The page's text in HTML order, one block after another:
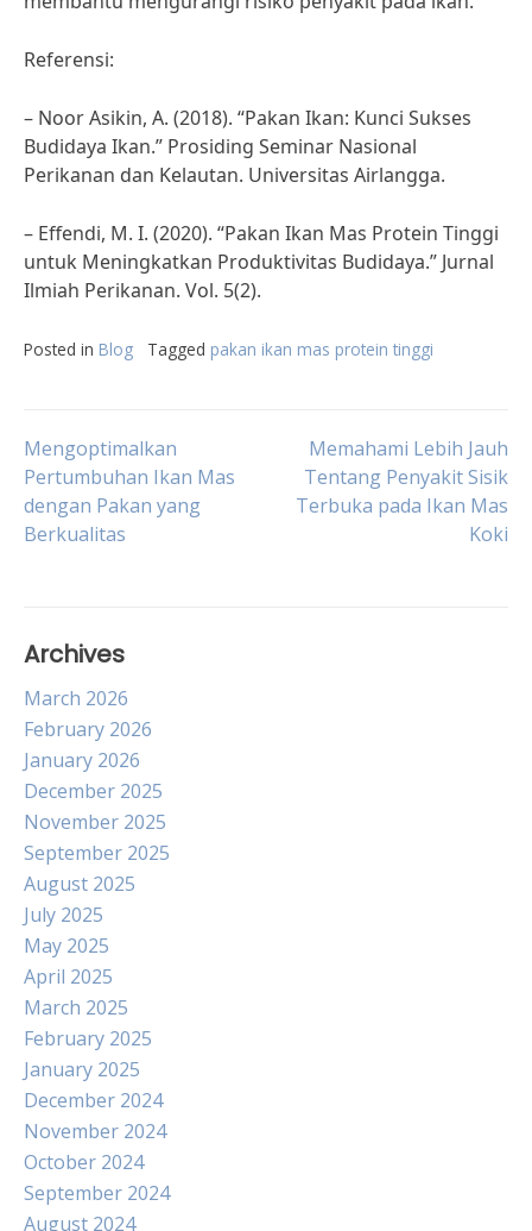
Referensi:
– Noor Asikin, A. (2018). “Pakan Ikan: Kunci Sukses
Budidaya Ikan.” Prosiding Seminar Nasional
Perikanan dan Kelautan. Universitas Airlangga.
– Effendi, M. I. (2020). “Pakan Ikan Mas Protein Tinggi
untuk Meningkatkan Produktivitas Budidaya.” Jurnal
Ilmiah Perikanan. Vol. 5(2).
Posted in Blog Tagged pakan ikan mas protein tinggi
Post
navigation
Mengoptimalkan
Pertumbuhan Ikan Mas
dengan Pakan yang
Berkualitas
Memahami Lebih Jauh
Tentang Penyakit Sisik
Terbuka pada Ikan Mas
Koki
Archives
March 2026
February 2026
January 2026
December 2025
November 2025
September 2025
August 2025
July 2025
May 2025
April 2025
March 2025
February 2025
January 2025
December 2024
November 2024
October 2024
September 2024
August 2024